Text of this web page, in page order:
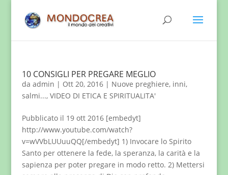
10 CONSIGLI PER PREGARE MEGLIO
da admin | Ott 20, 2016| Nuove preghiere, inni,
salmi..., VIDEO DI ETICA E SPIRITUALITA'
Pubblicato il 19 ott 2016 [embedyt]
http://www.youtube.com/watch?
v=wVVbLUUuuQQ[/embedyt] 1) Invocare lo Spirito
Santo per ottenere la fede, la speranza, la carità e la
sapienza per poter pregare in modo retto. 2) Mettersi